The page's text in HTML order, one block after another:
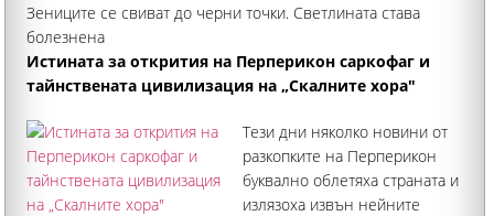
Зениците се свиват до черни точки. Светлината става
болезнена
Истината за открития на Перперикон саркофаг и
тайнствената цивилизация на „Скалните хора"
Тези дни няколко новини от
разкопките на Перперикон
буквално облетяха страната и
излязоха извън нейните